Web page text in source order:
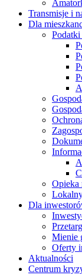
Transmisje i
Dla
Podatki
Opieka
Dla
Mienie
Oferty
Aktualności
Centrum